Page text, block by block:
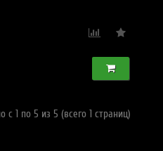
с 1 по 5 из 5 (всего 1 страниц)